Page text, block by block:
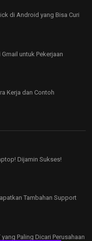
di Android yang Bisa Curi
untuk Pekerjaan
Kerja dan Contoh
Dijamin Sukses!
Tambahan Support
Paling Dicari Perusahaan